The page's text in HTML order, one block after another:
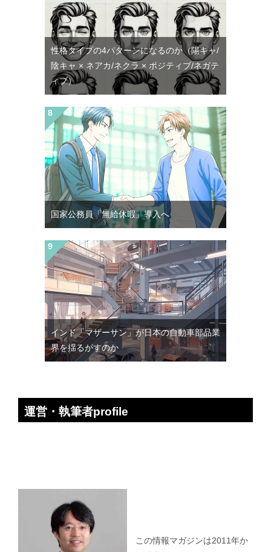
性格タイプの4パターンになるのか（陽キャ/
陰キャ × ネアカ/ネクラ × ポジティブ/ネガテ
ィブ）
国家公務員「無給休暇」導入へ
インド「マザーサン」が日本の自動車部品業
界を揺るがすのか
運営・執筆者profile
この情報マガジンは2011年か